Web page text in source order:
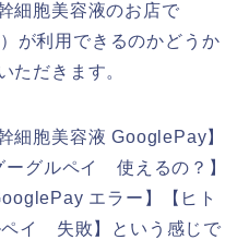
細胞美容液のお店で
が利用できるのかどうか
ただきます。
細胞美容液 GooglePay】
ーグルペイ 使えるの？】
エラー】【ヒト
ペイ 失敗】という感じで